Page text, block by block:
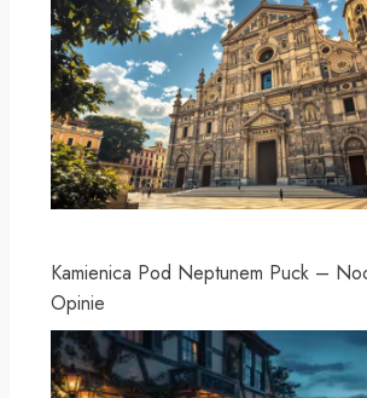
Kamienica Pod Neptunem Puck –
Opinie